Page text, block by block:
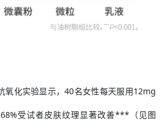
化实验显示，40名女性每天服用12mg
受试者皮肤纹理显著改善***（见图